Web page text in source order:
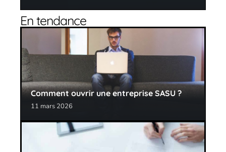
En tendance
Comment ouvrir une entreprise SASU ?
11 mars 2026